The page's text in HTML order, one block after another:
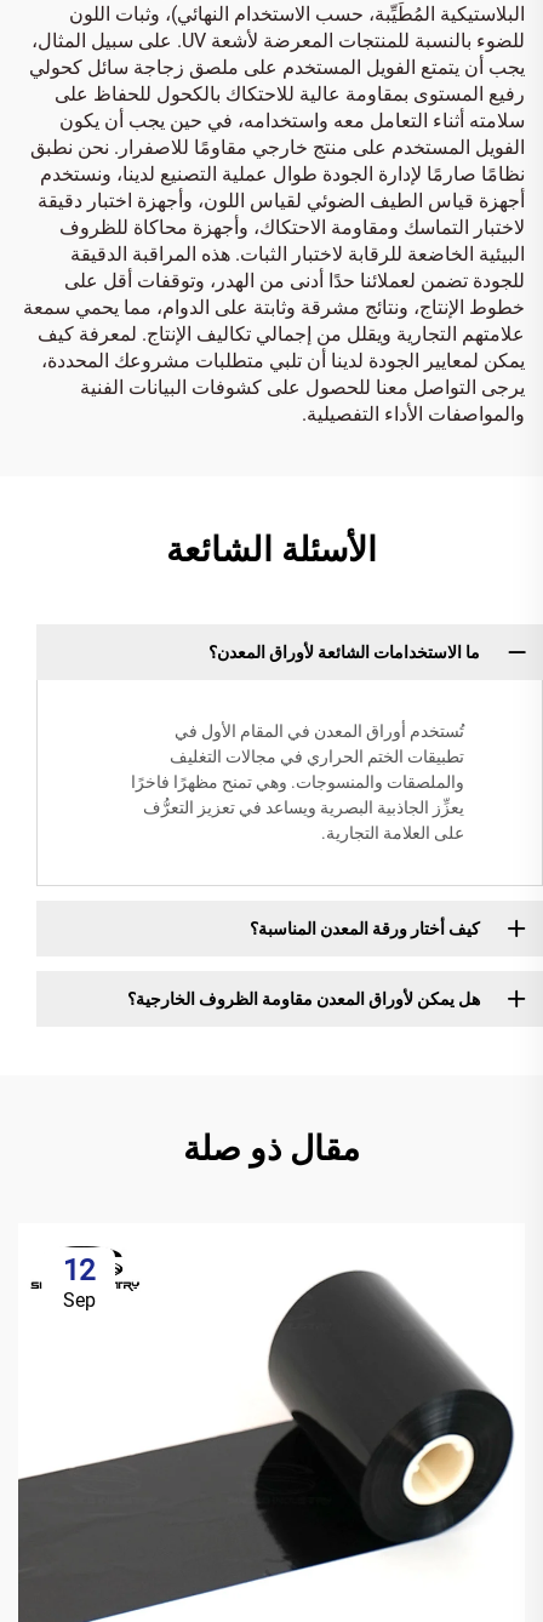
البلاستيكية المُطَيِّبة، حسب الاستخدام النهائي)، وثبات اللون
للضوء بالنسبة للمنتجات المعرضة لأشعة UV. على سبيل المثال،
يجب أن يتمتع الفويل المستخدم على ملصق زجاجة سائل كحولي
رفيع المستوى بمقاومة عالية للاحتكاك بالكحول للحفاظ على
سلامته أثناء التعامل معه واستخدامه، في حين يجب أن يكون
الفويل المستخدم على منتج خارجي مقاومًا للاصفرار. نحن نطبق
نظامًا صارمًا لإدارة الجودة طوال عملية التصنيع لدينا، ونستخدم
أجهزة قياس الطيف الضوئي لقياس اللون، وأجهزة اختبار دقيقة
لاختبار التماسك ومقاومة الاحتكاك، وأجهزة محاكاة للظروف
البيئية الخاضعة للرقابة لاختبار الثبات. هذه المراقبة الدقيقة
للجودة تضمن لعملائنا حدًا أدنى من الهدر، وتوقفات أقل على
خطوط الإنتاج، ونتائج مشرقة وثابتة على الدوام، مما يحمي سمعة
علامتهم التجارية ويقلل من إجمالي تكاليف الإنتاج. لمعرفة كيف
يمكن لمعايير الجودة لدينا أن تلبي متطلبات مشروعك المحددة،
يرجى التواصل معنا للحصول على كشوفات البيانات الفنية
والمواصفات الأداء التفصيلية.
الأسئلة الشائعة
ما الاستخدامات الشائعة لأوراق المعدن؟
تُستخدم أوراق المعدن في المقام الأول في
تطبيقات الختم الحراري في مجالات التغليف
والملصقات والمنسوجات. وهي تمنح مظهرًا فاخرًا
يعزِّز الجاذبية البصرية ويساعد في تعزيز التعرُّف
على العلامة التجارية.
كيف أختار ورقة المعدن المناسبة؟
هل يمكن لأوراق المعدن مقاومة الظروف الخارجية؟
مقال ذو صلة
12
Sep